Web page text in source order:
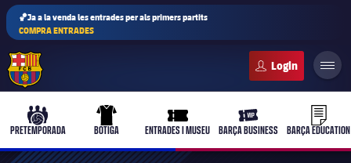
🏀Ja a la venda les entrades per als primers partits
COMPRA ENTRADES
b-play culers-ball
PRETEMPORADA
uniform
BOTIGA
ticket-full
ENTRADES I MUSEU
ticket-
BARÇA BUSINESS BARÇA EDUCATION